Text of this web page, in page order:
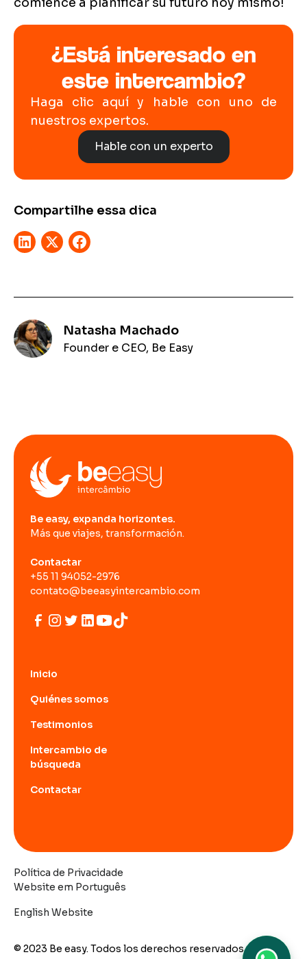
¿Está interesado en
este intercambio?
Haga clic aquí y hable con uno de
nuestros expertos.
Hable con un experto
Compartilhe essa dica
Natasha Machado
Founder e CEO, Be Easy
Be easy, expanda horizontes.
Más que viajes, transformación.
Contactar
+55 11 94052-2976
contato@beeasyintercambio.com
Inicio
Quiénes somos
Testimonios
Intercambio de
búsqueda
Contactar
© 2023 Be easy. Todos los derechos reservados.
Website em Português
English Website
Política de Privacidade